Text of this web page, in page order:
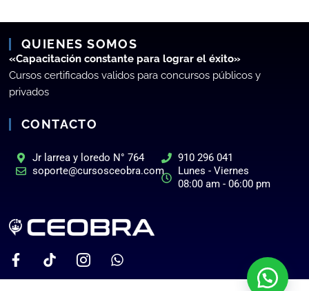
QUIENES SOMOS
«Capacitación constante para lograr el éxito»
Cursos certificados validos para concursos públicos y
privados
CONTACTO
Jr larrea y loredo N° 764
soporte@cursosceobra.com
910 296 041
Lunes - Viernes
08:00 am - 06:00 pm